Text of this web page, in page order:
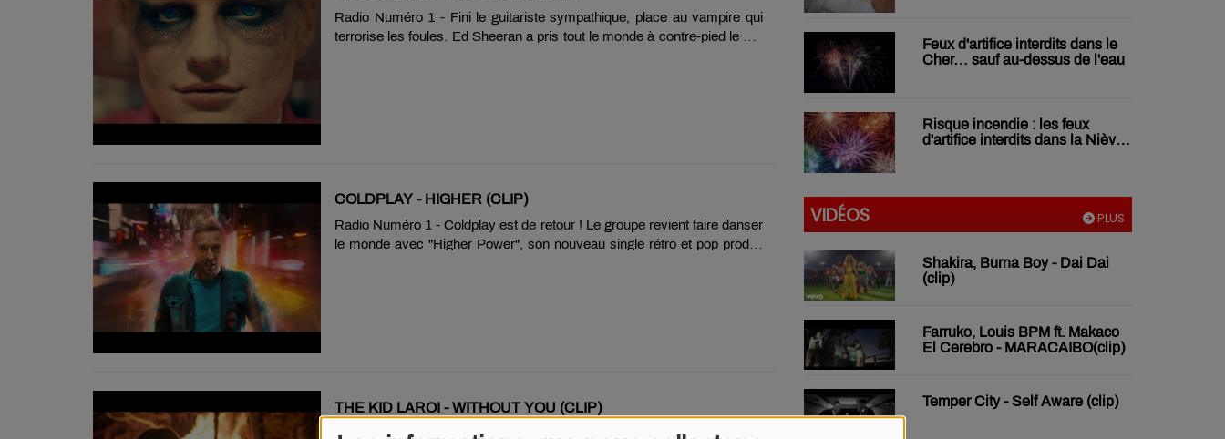
Radio Numéro 1 - Fini le guitariste sympathique, place au vampire qui
terrorise les foules. Ed Sheeran a pris tout le monde à contre-pied le clip
COLDPLAY - HIGHER (CLIP)
Radio Numéro 1 - Coldplay est de retour ! Le groupe revient faire danser
le monde avec "Higher Power", son nouveau single rétro et pop produit
THE KID LAROI - WITHOUT YOU (CLIP)
Radio Numéro 1 - En février 2021, à 17 ans et 5 mois, The Kid
Feux d'artifice interdits dans le
Cher… sauf au-dessus de l'eau
Risque incendie : les feux
d'artifice interdits dans la Nièvre
PLUS
VIDÉOS
Shakira, Burna Boy - Dai Dai
(clip)
Farruko, Louis BPM ft. Makaco
El Cerebro - MARACAIBO(clip)
Temper City - Self Aware (clip)